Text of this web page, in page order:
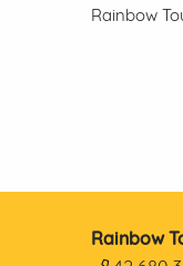
Rainbow
Rainbow